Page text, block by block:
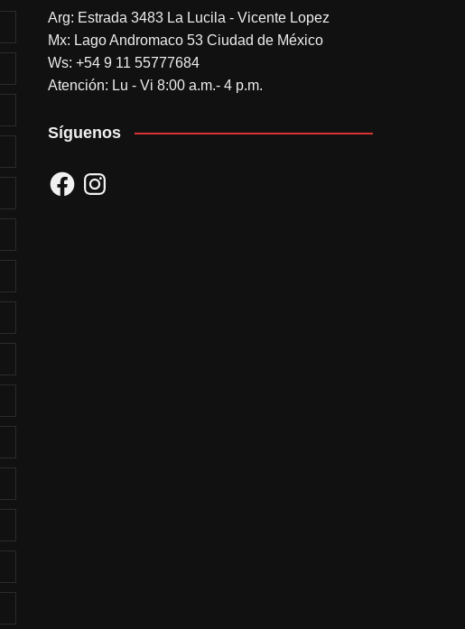
Arg: Estrada 3483 La Lucila - Vicente Lopez
Mx: Lago Andromaco 53 Ciudad de México
Ws: +54 9 11 55777684
Atención: Lu - Vi 8:00 a.m.- 4 p.m.
Síguenos
FacebookInstagram